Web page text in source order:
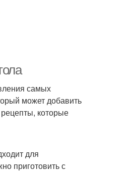
самых
может добавить
которые
для
приготовить с